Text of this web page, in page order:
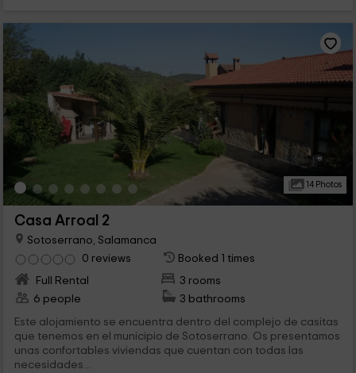
14 Photos
Casa Arroal 2
Sotoserrano, Salamanca
0 reviews
Booked 1 times
Full Rental
3 rooms
6 people
3 bathrooms
Este alojamiento se encuentra dentro del complejo de casitas
que tenemos en el municipio de Sotoserrano. Os presentamos
unas confortables viviendas que cuentan con todas las
necesidades...